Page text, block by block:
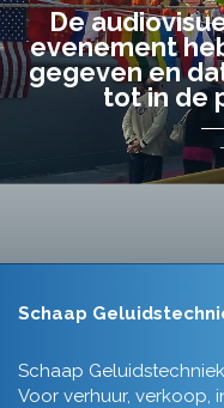
De
evenement
gegeven en
tot in de
Schaap
Schaap
Voor verhuur, verkoop,